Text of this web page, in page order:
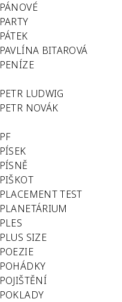
PÁNOVÉ
PARTY
PÁTEK
PAVLÍNA BITAROVÁ
PENÍZE
PETR LUDWIG
PETR NOVÁK
PF
PÍSEK
PÍSNĚ
PIŠKOT
PLACEMENT TEST
PLANETÁRIUM
PLES
PLUS SIZE
POEZIE
POHÁDKY
POJIŠTĚNÍ
POKLADY